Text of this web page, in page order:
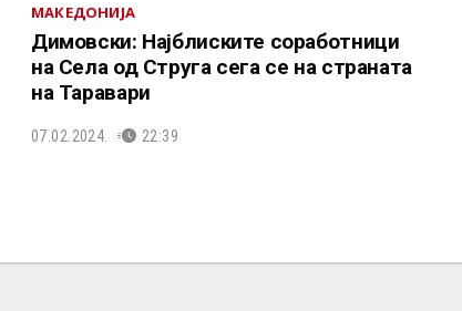
МАКЕДОНИЈА
Димовски: Најблиските соработници
на Села од Струга сега се на страната
на Таравари
07.02.2024. 22:39